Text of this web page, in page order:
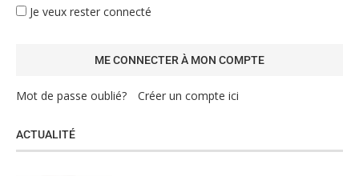
Je veux rester connecté
Mot de passe oublié? Créer un compte ici
ACTUALITÉ